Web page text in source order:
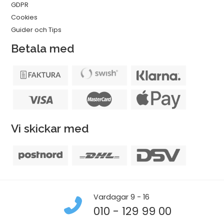
GDPR
Cookies
Guider och Tips
Betala med
Vi skickar med
Vardagar 9 - 16
010 - 129 99 00